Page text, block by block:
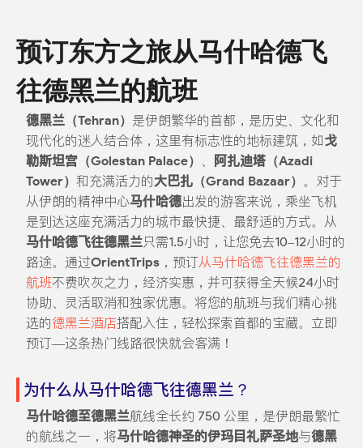
预订东方之旅从马什哈德飞
往德黑兰的航班
德黑兰（Tehran） 是伊朗繁华的首都，是历史、文化和
现代化的迷人结合体，这里有标志性的地标建筑，如戈
勒斯坦宫（Golestan Palace） 、
阿扎迪塔（Azadi
Tower） 和充满活力的大巴扎（Grand Bazaar） 。对于
从伊朗的精神中心马什哈德出发的游客来说，乘坐飞机
是到达这座充满活力的城市最快捷、最舒适的方式。从
马什哈德飞往德黑兰只需1.5小时，让您免去10–12小时的
路途。通过OrientTrips，预订从马什哈德飞往德黑兰的
航班不费吹灰之力，经济实惠，并可获得全天候24小时
协助、灵活取消和独家优惠。将您的航班与我们精心挑
选的德黑兰酒店搭配入住，轻松探索首都的宝藏。立即
预订—这条热门线路很快就会客满！
为什么从马什哈德飞往德黑兰？
马什哈德至德黑兰航线全长约 750 公里，是伊朗最繁忙
的航线之一，将马什哈德神圣的伊玛目礼萨圣地与德黑